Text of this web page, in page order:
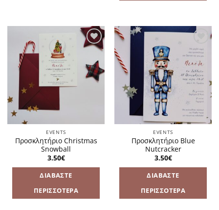
Πρόσθήκη
λίστα
επιθυμιών
EVENTS
Προσκλητήριο Christmas
Snowball
3.50€
ΔΙΑΒΆΣΤΕ
ΠΕΡΙΣΣΌΤΕΡΑ
Πρόσθήκη
στην
λίστα
επιθυμιών
EVENTS
Προσκλητήριο Blue
Nutcracker
3.50€
ΔΙΑΒΆΣΤΕ
ΠΕΡΙΣΣΌΤΕΡΑ